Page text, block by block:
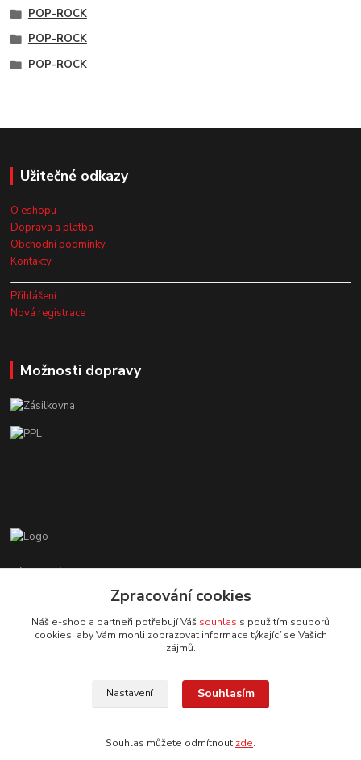
POP-ROCK
POP-ROCK
POP-ROCK
Užitečné odkazy
O eshopu
Doprava a platba
Obchodní podmínky
Kontakty
Přihlášení
Nová registrace
Možnosti dopravy
Zákaznická podpora EshopMB.cz
+420 606 622 002
eshopmb@seznam.cz
© Copyright 2024 Martha Black
Zpracování cookies
Náš e-shop a partneři potřebují Váš souhlas s použitím souborů
cookies, aby Vám mohli zobrazovat informace týkající se Vašich
zájmů.
Nastavení Souhlasím
Souhlas můžete odmítnout zde.